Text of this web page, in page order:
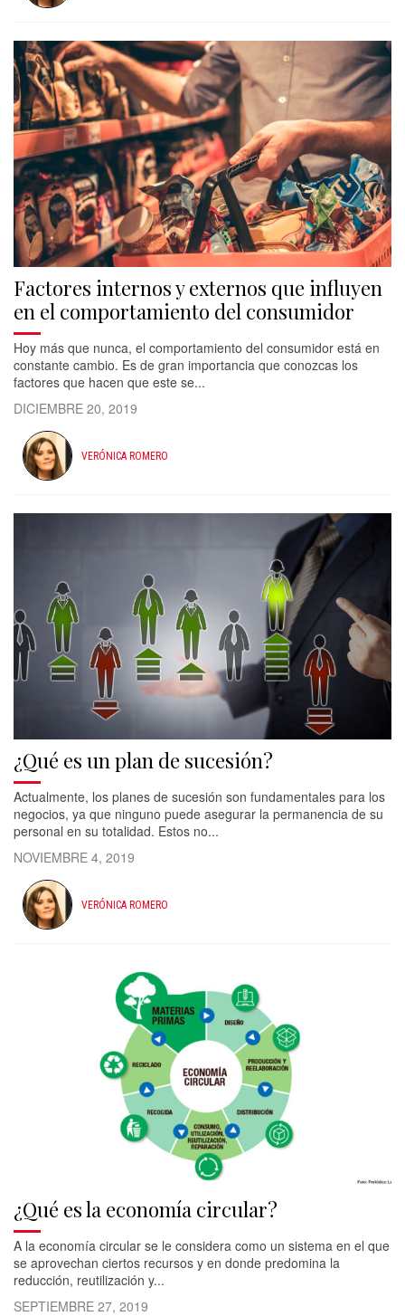
Factores internos y externos que influyen
en el comportamiento del consumidor
Hoy más que nunca, el comportamiento del consumidor está en
constante cambio. Es de gran importancia que conozcas los
factores que hacen que este se...
DICIEMBRE 20, 2019
VERÓNICA ROMERO
¿Qué es un plan de sucesión?
Actualmente, los planes de sucesión son fundamentales para los
negocios, ya que ninguno puede asegurar la permanencia de su
personal en su totalidad. Estos no...
NOVIEMBRE 4, 2019
VERÓNICA ROMERO
¿Qué es la economía circular?
A la economía circular se le considera como un sistema en el que
se aprovechan ciertos recursos y en donde predomina la
reducción, reutilización y...
SEPTIEMBRE 27, 2019